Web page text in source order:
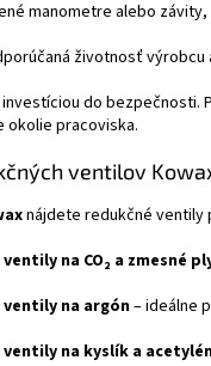
manometre alebo závity,
životnosť
investíciou do
okolie pracoviska.
ventilov
nájdete redukčné ventily
na CO₂ a zmesné
ventily na argón– ideálne
ventily na kyslík a